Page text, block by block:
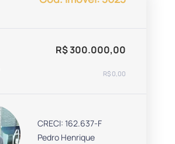
R$ 300.000,00
R$ 0,00
CRECI: 162.637-F
Pedro Henrique